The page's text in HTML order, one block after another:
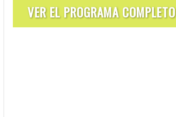
VER EL PROGRAMA COMPLETO